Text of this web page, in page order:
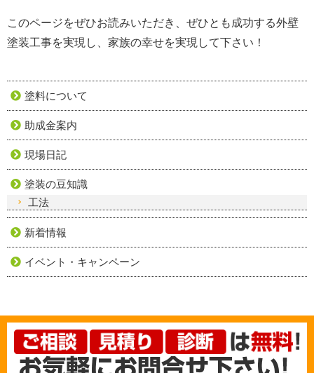
このページをぜひお読みいただき、ぜひとも成功する外壁
塗装工事を実現し、家族の幸せを実現して下さい！
塗料について
助成金案内
現場日記
塗装の豆知識
工法
新着情報
イベント・キャンペーン